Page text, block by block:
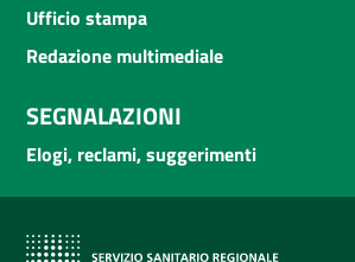
Ufficio stampa
Redazione multimediale
SEGNALAZIONI
Elogi, reclami, suggerimenti